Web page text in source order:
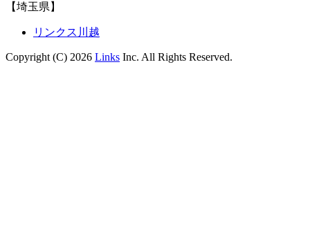
【埼玉県】
リンクス川越
Copyright (C) 2026 Links Inc. All Rights Reserved.